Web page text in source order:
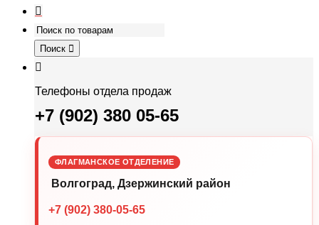
Поиск
Телефоны отдела продаж
+7 (902) 380 05-65
ФЛАГМАНСКОЕ ОТДЕЛЕНИЕ
Волгоград, Дзержинский район
+7 (902) 380-05-65